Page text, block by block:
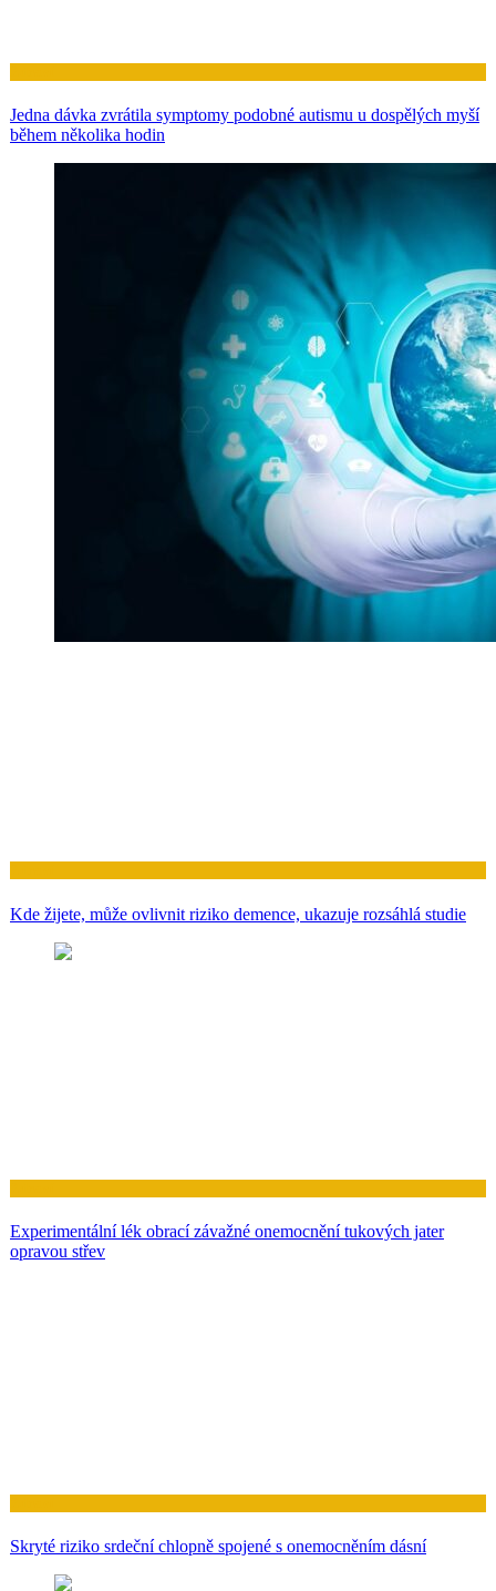
Jedna dávka zvrátila symptomy podobné autismu u dospělých myší
během několika hodin
Kde žijete, může ovlivnit riziko demence, ukazuje rozsáhlá studie
Experimentální lék obrací závažné onemocnění tukových jater
opravou střev
Skryté riziko srdeční chlopně spojené s onemocněním dásní